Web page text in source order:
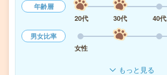
年齢層
20代
30代 40代
男女比率
女性
もっと見る